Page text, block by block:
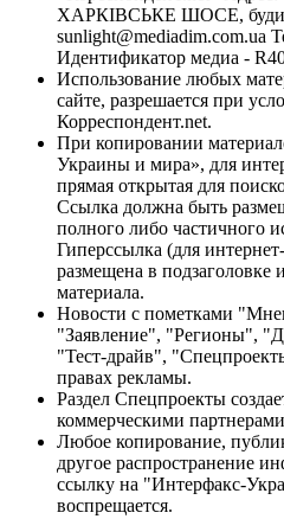
ХАРКІВСЬКЕ ШОСЕ,
sunlight@mediadim.com.ua
Идентификатор медиа -
Использование любых
сайте, разрешается при
Корреспондент.net.
При копировании
Украины и мира», для
прямая открытая для
Ссылка должна быть
полного либо частичного
Гиперссылка (для
размещена в подзаголовке
материала.
Новости с пометками
"Заявление", "Регионы",
"Тест-драйв",
правах рекламы.
Раздел Спецпроекты
коммерческими
Любое копирование,
другое распространение
ссылку на "Интерфакс-
воспрещается.